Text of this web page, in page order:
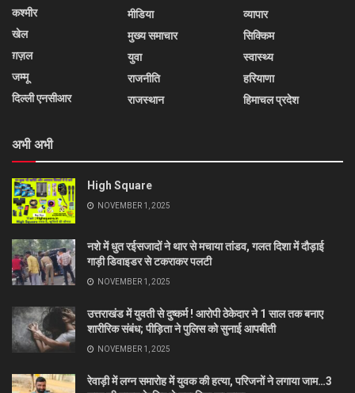
कश्मीर
खेल
ग़ज़ल
जम्मू
दिल्ली एनसीआर
मीडिया
मुख्य समाचार
युवा
राजनीति
राजस्थान
व्यापार
सिक्किम
स्वास्थ्य
हरियाणा
हिमाचल प्रदेश
अभी अभी
High Square
NOVEMBER 1, 2025
नशे में धुत रईसजादों ने थार से मचाया तांडव, गलत दिशा में दौड़ाई
गाड़ी डिवाइडर से टकराकर पलटी
NOVEMBER 1, 2025
उत्तराखंड में युवती से दुष्कर्म ! आरोपी ठेकेदार ने 1 साल तक बनाए
शारीरिक संबंध; पीड़िता ने पुलिस को सुनाई आपबीती
NOVEMBER 1, 2025
रेवाड़ी में लग्न समारोह में युवक की हत्या, परिजनों ने लगाया जाम…3